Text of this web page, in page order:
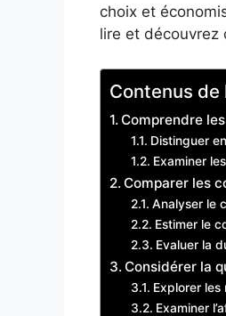
choix et
lire et découvrez
Contenus de
Comprendre
Distinguer
Examiner
Comparer les
Analyser le
Estimer le
Evaluer la
Considérer la
Explorer les
Examiner